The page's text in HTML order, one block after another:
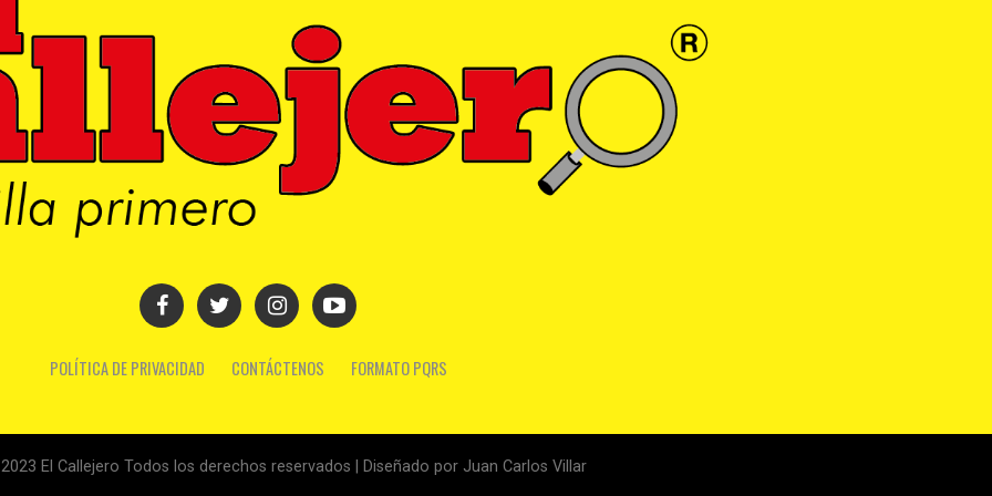
POLÍTICA DE PRIVACIDAD CONTÁCTENOS FORMATO PQRS
El Callejero Todos los derechos reservados | Diseñado por Juan Carlos Villar